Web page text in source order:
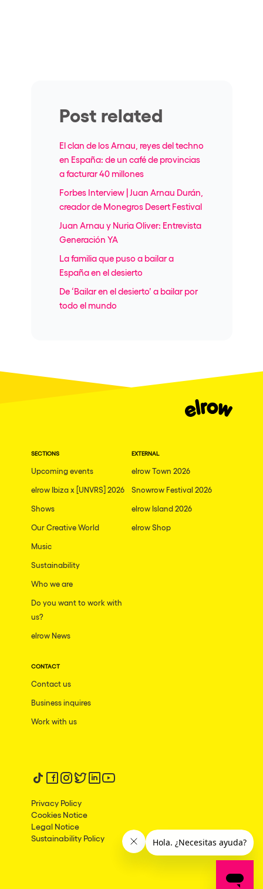
Post related
El clan de los Arnau, reyes del techno
en España: de un café de provincias
a facturar 40 millones
Forbes Interview | Juan Arnau Durán,
creador de Monegros Desert Festival
Juan Arnau y Nuria Oliver: Entrevista
Generación YA
La familia que puso a bailar a
España en el desierto
De ‘Bailar en el desierto’ a bailar por
todo el mundo
SECTIONS
Upcoming events
elrow Ibiza x [UNVRS] 2026
Shows
Our Creative World
Music
Sustainability
Who we are
Do you want to work with
us?
elrow News
EXTERNAL
elrow Town 2026
Snowrow Festival 2026
elrow Island 2026
elrow Shop
CONTACT
Contact us
Business inquires
Work with us
Follow us on tiktok
Follow us on facebook
Follow us on instagram
Follow us on twitter
Follow us on linkedin
Follow us on youtube
Privacy Policy
Cookies Notice
Legal Notice
Sustainability Policy